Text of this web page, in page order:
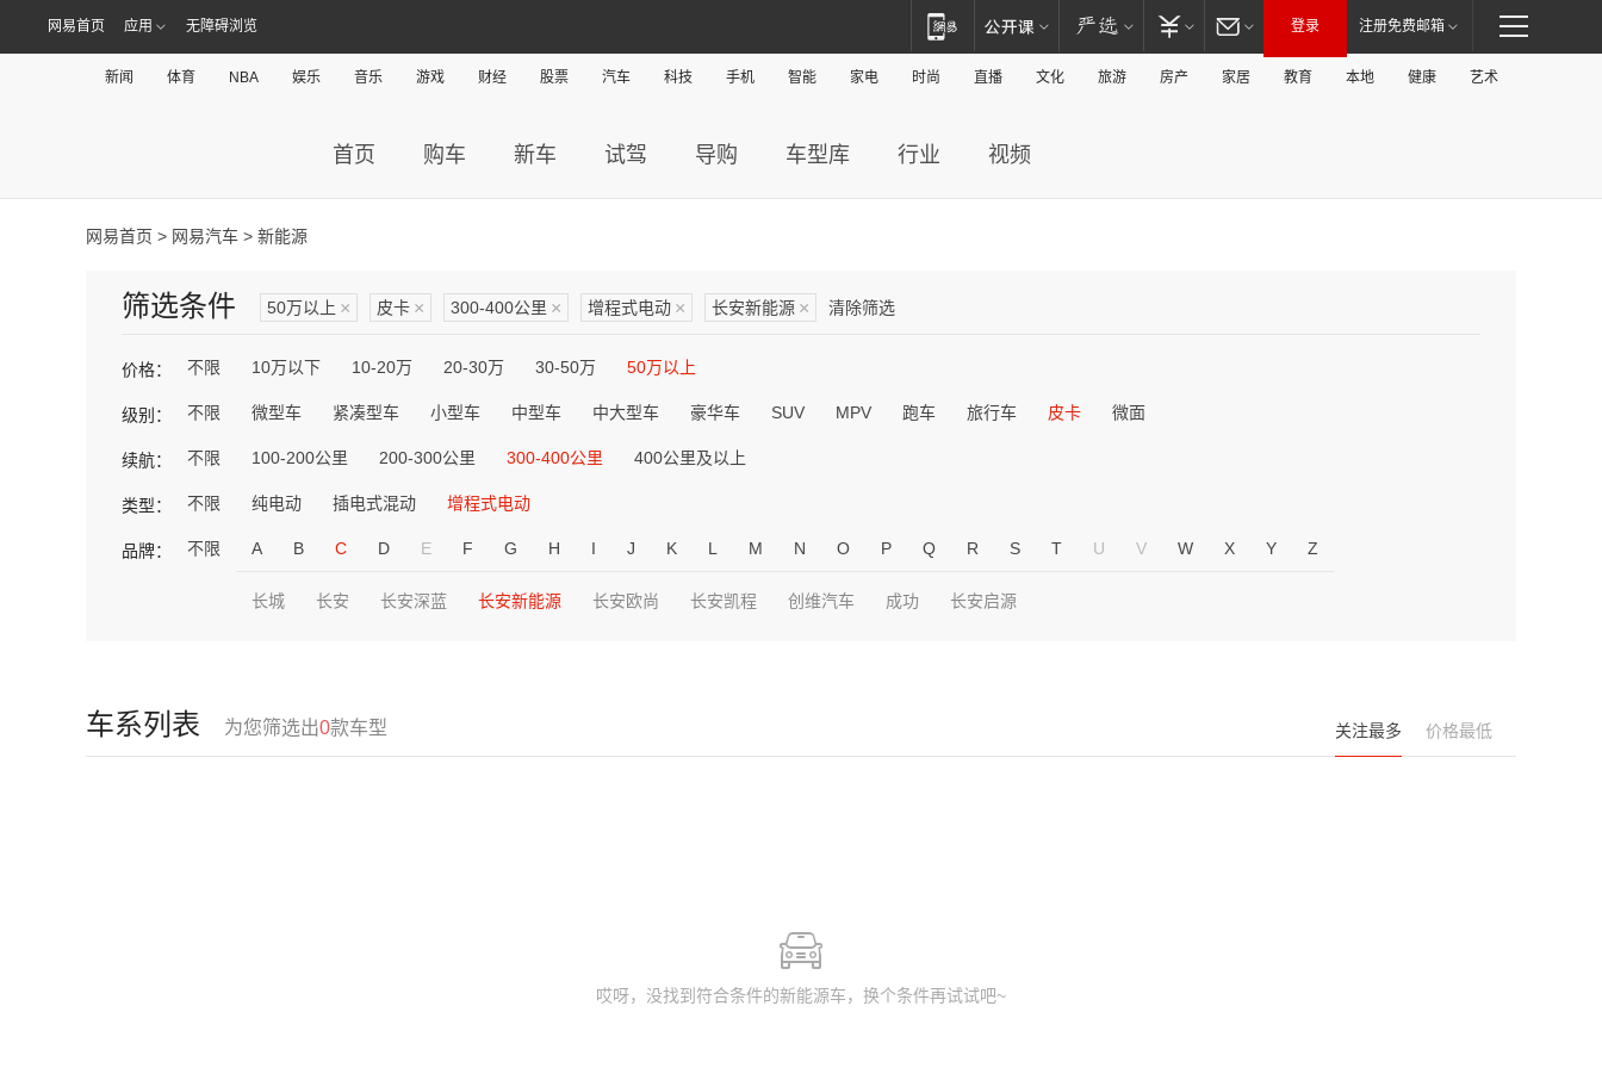
网易首页 应用 无障碍浏览 登录 注册免费邮箱
新闻 体育 NBA 娱乐 音乐 游戏 财经 股票 汽车 科技 手机 智能 家电 时尚 直播 文化 旅游 房产 家居 教育 本地 健康 艺术
首页 购车 新车 试驾 导购 车型库 行业 视频
网易首页 > 网易汽车 > 新能源
筛选条件 50万以上 × 皮卡 × 300-400公里 × 增程式电动 × 长安新能源 × 清除筛选
价格： 不限 10万以下 10-20万 20-30万 30-50万 50万以上
级别： 不限 微型车 紧凑型车 小型车 中型车 中大型车 豪华车 SUV MPV 跑车 旅行车 皮卡 微面
续航： 不限 100-200公里 200-300公里 300-400公里 400公里及以上
类型： 不限 纯电动 插电式混动 增程式电动
品牌： 不限 A B C D E F G H I J K L M N O P Q R S T U V W X Y Z
长城 长安 长安深蓝 长安新能源 长安欧尚 长安凯程 创维汽车 成功 长安启源
车系列表 为您筛选出0款车型 关注最多 价格最低
哎呀，没找到符合条件的新能源车，换个条件再试试吧~